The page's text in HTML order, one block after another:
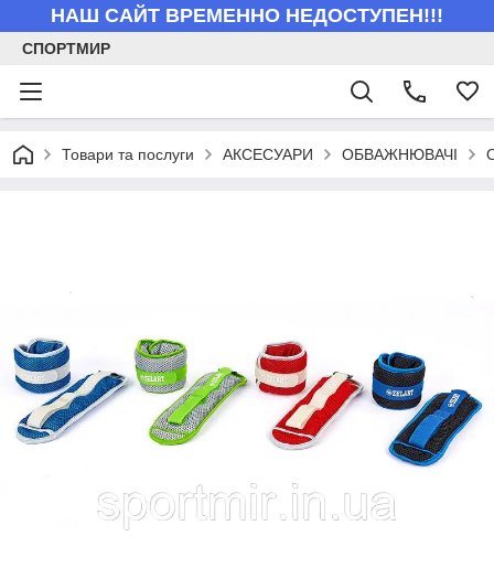
НАШ САЙТ ВРЕМЕННО НЕДОСТУПЕН!!!
СПОРТМИР
Товари та послуги АКСЕСУАРИ ОБВАЖНЮВАЧІ